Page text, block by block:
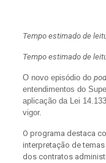
Tempo estimado de
Tempo estimado de
O novo episódio do
entendimentos do
aplicação da Lei
vigor.
O programa destaca
interpretação de
dos contratos